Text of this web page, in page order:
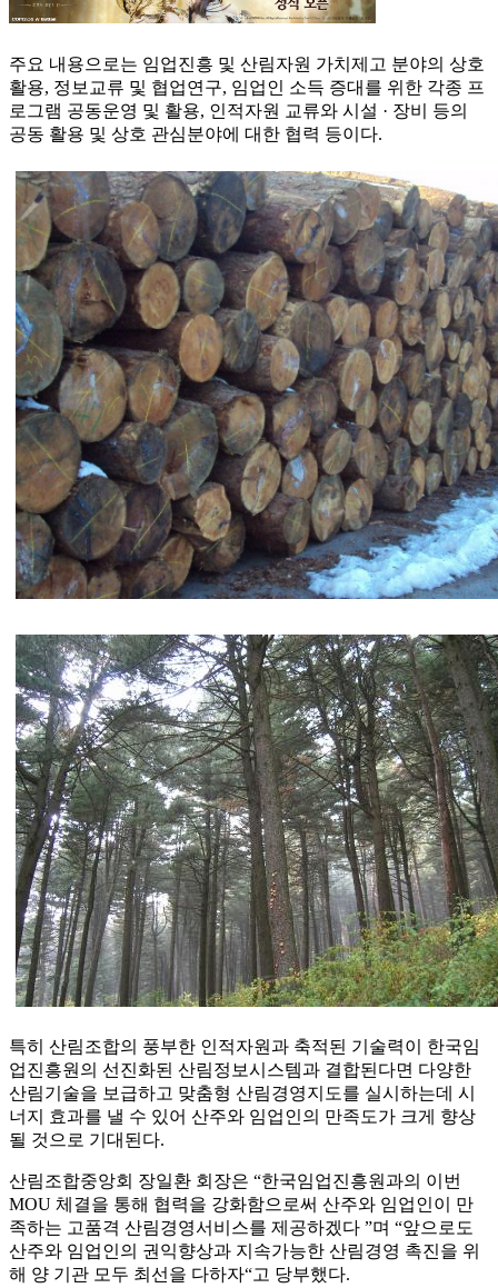
주요 내용으로는 임업진흥 및 산림자원 가치제고 분야의 상호
활용, 정보교류 및 협업연구, 임업인 소득 증대를 위한 각종 프
로그램 공동운영 및 활용, 인적자원 교류와 시설 · 장비 등의
공동 활용 및 상호 관심분야에 대한 협력 등이다.
특히 산림조합의 풍부한 인적자원과 축적된 기술력이 한국임
업진흥원의 선진화된 산림정보시스템과 결합된다면 다양한
산림기술을 보급하고 맞춤형 산림경영지도를 실시하는데 시
너지 효과를 낼 수 있어 산주와 임업인의 만족도가 크게 향상
될 것으로 기대된다.
산림조합중앙회 장일환 회장은 “한국임업진흥원과의 이번
MOU 체결을 통해 협력을 강화함으로써 산주와 임업인이 만
족하는 고품격 산림경영서비스를 제공하겠다 ”며 “앞으로도
산주와 임업인의 권익향상과 지속가능한 산림경영 촉진을 위
해 양 기관 모두 최선을 다하자“고 당부했다.